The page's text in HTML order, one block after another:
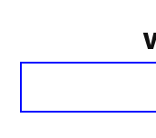
Voice
Vivekananda